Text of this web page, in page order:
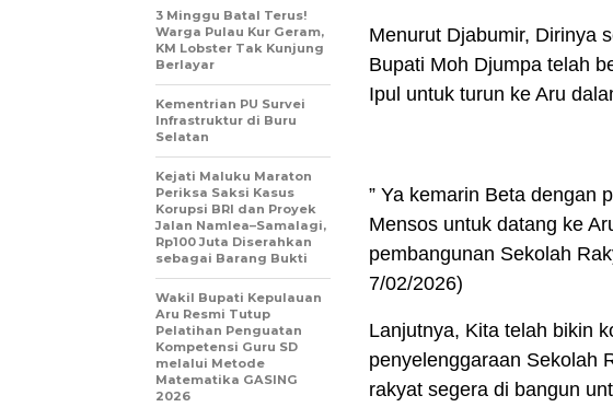
Menurut Djabumir, Dirinya
Bupati Moh Djumpa telah
Ipul untuk turun ke Aru
” Ya kemarin Beta dengan
Mensos untuk datang ke
pembangunan Sekolah
7/02/2026)
Lanjutnya, Kita telah bikin
penyelenggaraan Sekolah
rakyat segera di bangun
3 Minggu Batal Terus!
Warga Pulau Kur Geram,
KM Lobster Tak Kunjung
Berlayar
Kementrian PU Survei
Infrastruktur di Buru
Selatan
Kejati Maluku Maraton
Periksa Saksi Kasus
Korupsi BRI dan Proyek
Jalan Namlea–Samalagi,
Rp100 Juta Diserahkan
sebagai Barang Bukti
Wakil Bupati Kepulauan
Aru Resmi Tutup
Pelatihan Penguatan
Kompetensi Guru SD
melalui Metode
Matematika GASING
2026